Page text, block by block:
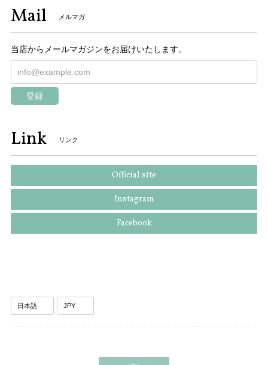
Mail メルマガ
当店からメールマガジンをお届けいたします。
登録
Link リンク
Official site
Instagram
Facebook